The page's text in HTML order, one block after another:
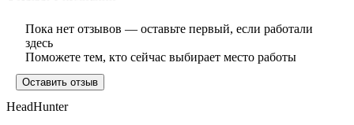
Пока нет отзывов — оставьте первый, если работали
здесь
Поможете тем, кто сейчас выбирает место работы
Оставить отзыв
HeadHunter